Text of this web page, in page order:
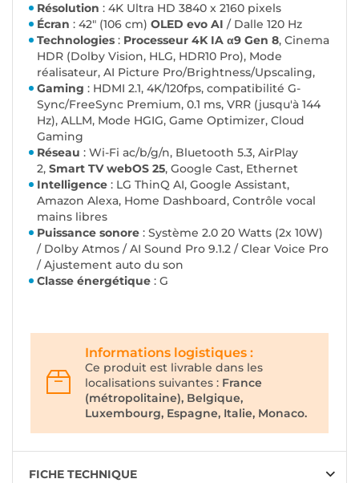
Résolution : 4K Ultra HD 3840 x 2160 pixels
Écran : 42" (106 cm) OLED evo AI / Dalle 120 Hz
Technologies : Processeur 4K IA α9 Gen 8, Cinema
HDR (Dolby Vision, HLG, HDR10 Pro), Mode
réalisateur, AI Picture Pro/Brightness/Upscaling,
Gaming : HDMI 2.1, 4K/120fps, compatibilité G-
Sync/FreeSync Premium, 0.1 ms, VRR (jusqu'à 144
Hz), ALLM, Mode HGIG, Game Optimizer, Cloud
Gaming
Réseau : Wi-Fi ac/b/g/n, Bluetooth 5.3, AirPlay
2, Smart TV webOS 25, Google Cast, Ethernet
Intelligence : LG ThinQ AI, Google Assistant,
Amazon Alexa, Home Dashboard, Contrôle vocal
mains libres
Puissance sonore : Système 2.0 20 Watts (2x 10W)
/ Dolby Atmos / AI Sound Pro 9.1.2 / Clear Voice Pro
/ Ajustement auto du son
Classe énergétique : G
Informations logistiques :
Ce produit est livrable dans les
localisations suivantes : France
(métropolitaine), Belgique,
Luxembourg, Espagne, Italie, Monaco.
FICHE TECHNIQUE